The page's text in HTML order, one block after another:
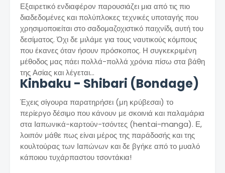
Εξαιρετικό ενδιαφέρον παρουσιάζει μια από τις πιο
διαδεδομένες και πολύπλοκες τεχνικές υποταγής που
χρησιμοποιείται στο σαδομαζοχιστικό παιχνίδι, αυτή του
δεσίματος. Όχι δε μιλάμε για τους ναυτικούς κόμπους
που έκανες όταν ήσουν πρόσκοπος. Η συγκεκριμένη
μέθοδος μας πάει πολλά-πολλά χρόνια πίσω στα βάθη
της Ασίας και λέγεται…
Kinbaku - Shibari (Bondage)
Έχεις σίγουρα παρατηρήσει (μη κρύβεσαι) το
περίεργο δέσιμο που κάνουν με σκοινιά και παλαμάρια
στα Ιαπωνικά-καρτούν-τσόντες (hentai-manga). Ε,
λοιπόν μάθε πως είναι μέρος της παράδοσής και της
κουλτούρας των Ιαπώνων και δε βγήκε από το μυαλό
κάποιου τυχάρπαστου τσοντάκια!